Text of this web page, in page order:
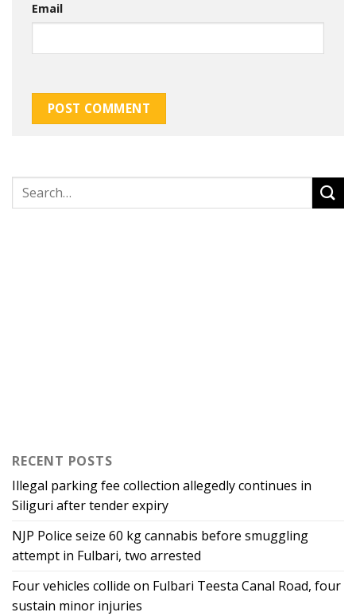
Email
RECENT POSTS
Illegal parking fee collection allegedly continues in
Siliguri after tender expiry
NJP Police seize 60 kg cannabis before smuggling
attempt in Fulbari, two arrested
Four vehicles collide on Fulbari Teesta Canal Road, four
sustain minor injuries